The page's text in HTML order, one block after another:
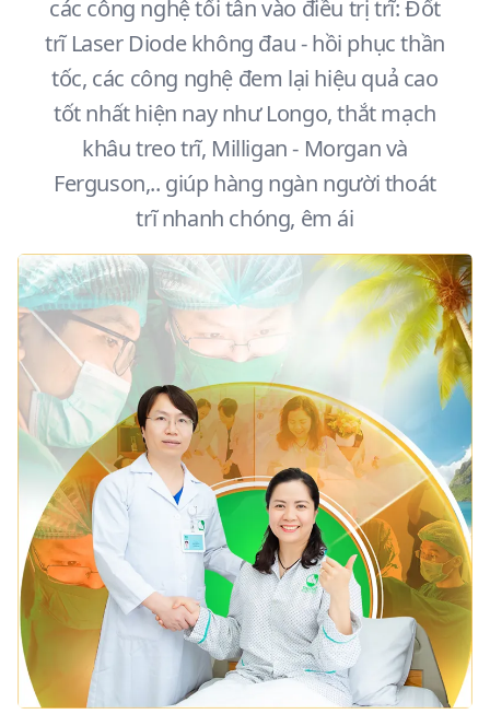
các công nghệ tối tân vào điều trị trĩ: Đốt
trĩ Laser Diode không đau - hồi phục thần
tốc, các công nghệ đem lại hiệu quả cao
tốt nhất hiện nay như Longo, thắt mạch
khâu treo trĩ, Milligan - Morgan và
Ferguson,.. giúp hàng ngàn người thoát
trĩ nhanh chóng, êm ái